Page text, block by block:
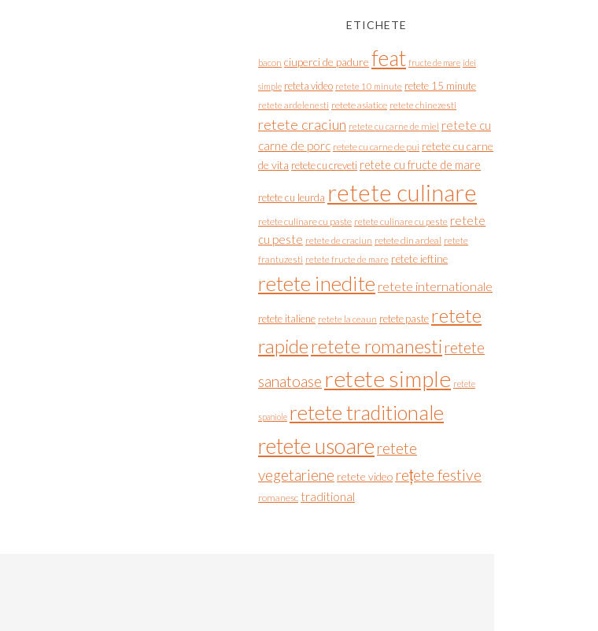
ETICHETE
bacon ciuperci de padure feat fructe de mare idei
simple reteta video retete 10 minute retete 15 minute
retete ardelenesti retete asiatice retete chinezesti
retete craciun retete cu carne de miel retete cu
carne de porc retete cu carne de pui retete cu carne
de vita retete cu creveti retete cu fructe de mare
retete cu leurda retete culinare
retete culinare cu paste retete culinare cu peste retete
cu peste retete de craciun retete din ardeal retete
frantuzesti retete fructe de mare retete ieftine
retete inedite retete internationale
retete italiene retete la ceaun retete paste retete
rapideretete romanesti retete
sanatoase retete simple retete
spaniole retete traditionale
retete usoare retete
vegetariene retete video rețete festive
romanesc traditional